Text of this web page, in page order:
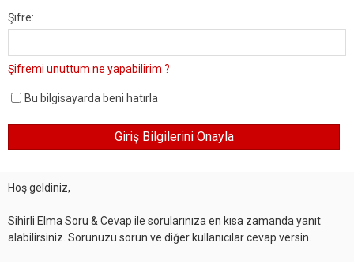
Şifre:
Şifremi unuttum ne yapabilirim ?
Bu bilgisayarda beni hatırla
Hoş geldiniz,
Sihirli Elma Soru & Cevap ile sorularınıza en kısa zamanda yanıt
alabilirsiniz. Sorunuzu sorun ve diğer kullanıcılar cevap versin.